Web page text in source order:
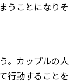
うことになりそ
。カップルの人
行動することを